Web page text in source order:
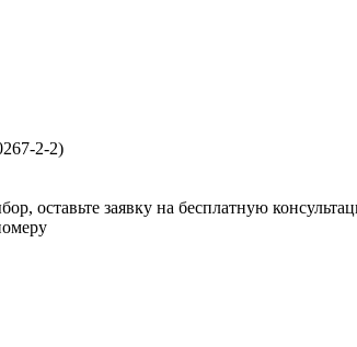
2-2)
оставьте заявку на бесплатную